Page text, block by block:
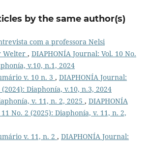
by the same author(s)
com a professora Nelsi
Welter , DIAPHONÍA Journal: Vol. 10 No.
v.10, n.1, 2024
v. 10 n. 3 , DIAPHONÍA Journal:
(2024): Diaphonía, v.10, n.3, 2024
v. 11, n. 2, 2025 , DIAPHONÍA
No. 2 (2025): Diaphonía, v. 11, n. 2,
v. 11, n. 2 , DIAPHONÍA Journal: